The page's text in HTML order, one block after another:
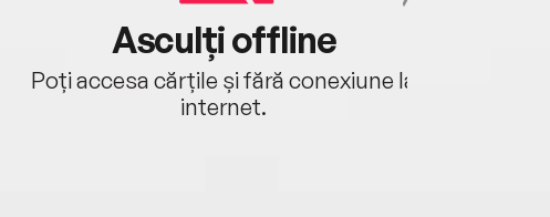
Asculți offline
Poți accesa cărțile și fără conexiune la
internet.